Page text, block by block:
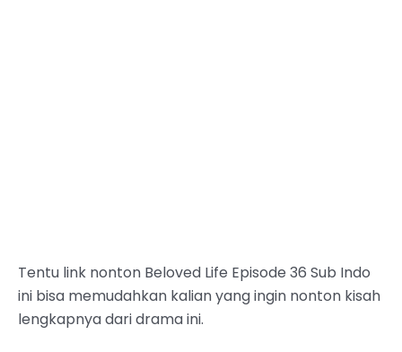
Tentu link nonton Beloved Life Episode 36 Sub Indo
ini bisa memudahkan kalian yang ingin nonton kisah
lengkapnya dari drama ini.